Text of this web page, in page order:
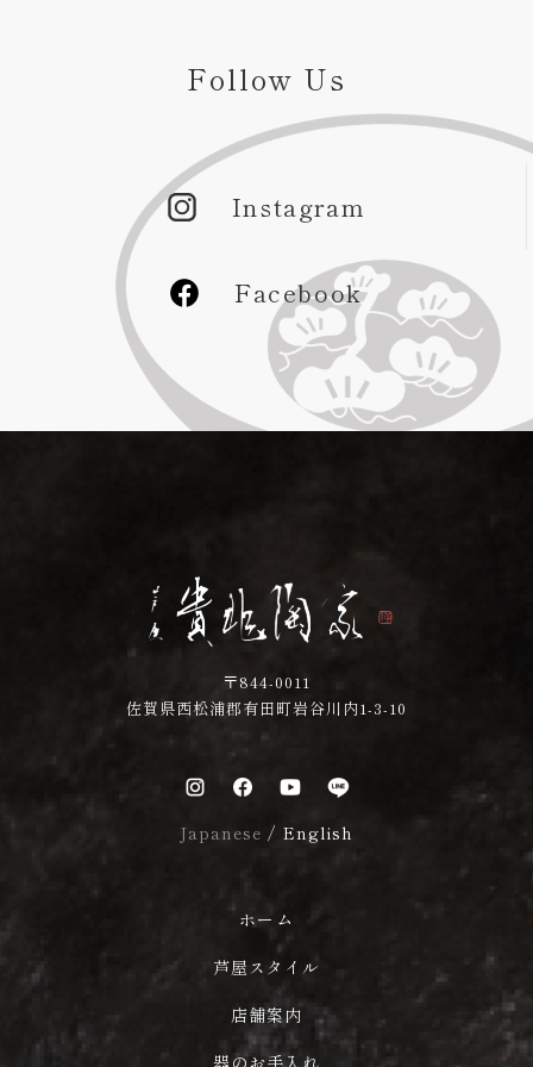
Follow Us
Instagram
Facebook
〒844-0011
佐賀県西松浦郡有田町岩谷川内1-3-10
Japanese / English
ホーム
芦屋スタイル
店舗案内